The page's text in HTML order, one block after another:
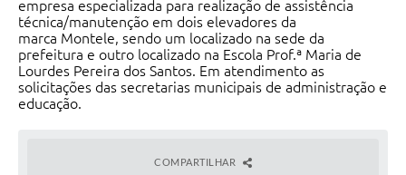
empresa especializada para realização de assistência
técnica/manutenção em dois elevadores da
marca Montele, sendo um localizado na sede da
prefeitura e outro localizado na Escola Prof.ª Maria de
Lourdes Pereira dos Santos. Em atendimento as
solicitações das secretarias municipais de administração e
educação.
COMPARTILHAR